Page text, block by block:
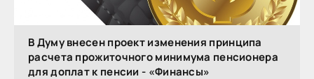
В Думу внесен проект изменения принципа
расчета прожиточного минимума пенсионера
для доплат к пенсии - «Финансы»